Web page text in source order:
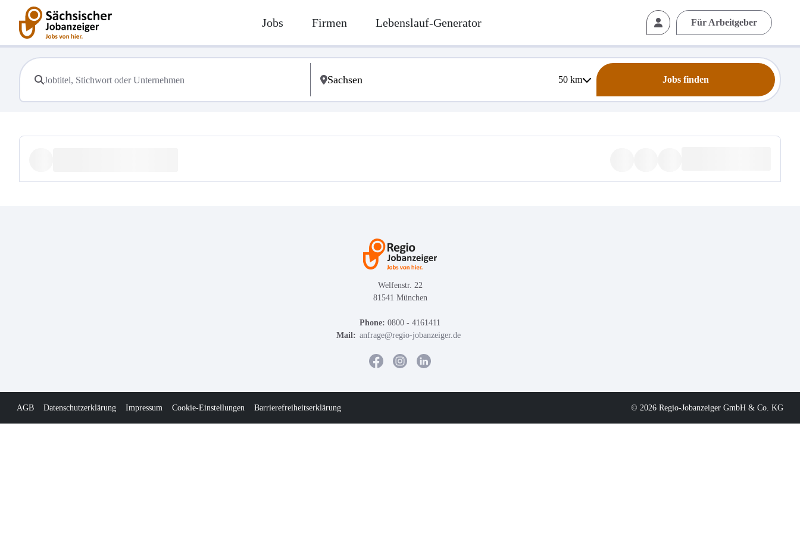
Jobs Firmen Lebenslauf-Generator Für Arbeitgeber
50km Jobs finden
Welfenstr. 22
81541 München
Phone: 0800 - 4161411
Mail: anfrage@regio-jobanzeiger.de
AGB Datenschutzerklärung Impressum Cookie-Einstellungen Barrierefreiheitserklärung © 2026 Regio-Jobanzeiger GmbH & Co. KG